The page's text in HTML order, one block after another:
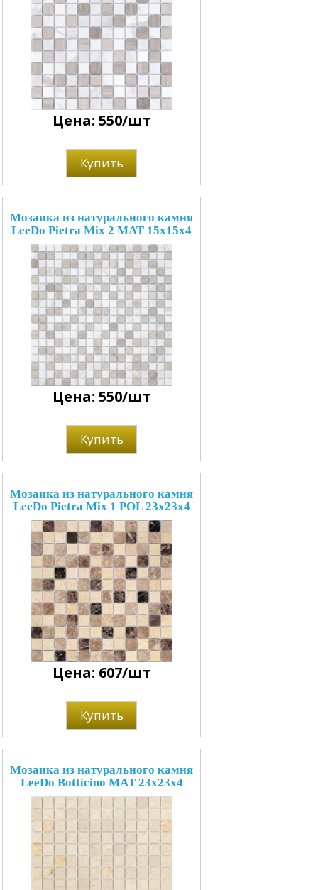
Цена: 550/шт
Купить
Мозаика из натурального камня
LeeDo Pietra Mix 2 MAT 15x15x4
Цена: 550/шт
Купить
Мозаика из натурального камня
LeeDo Pietra Mix 1 POL 23x23x4
Цена: 607/шт
Купить
Мозаика из натурального камня
LeeDo Botticino MAT 23x23x4